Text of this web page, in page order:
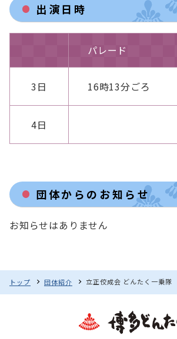
出演日時
パレード
3日 16時13分ごろ
4日
団体からのお知らせ
お知らせはありません
トップ 団体紹介 立正佼成会 どんたく一乗隊